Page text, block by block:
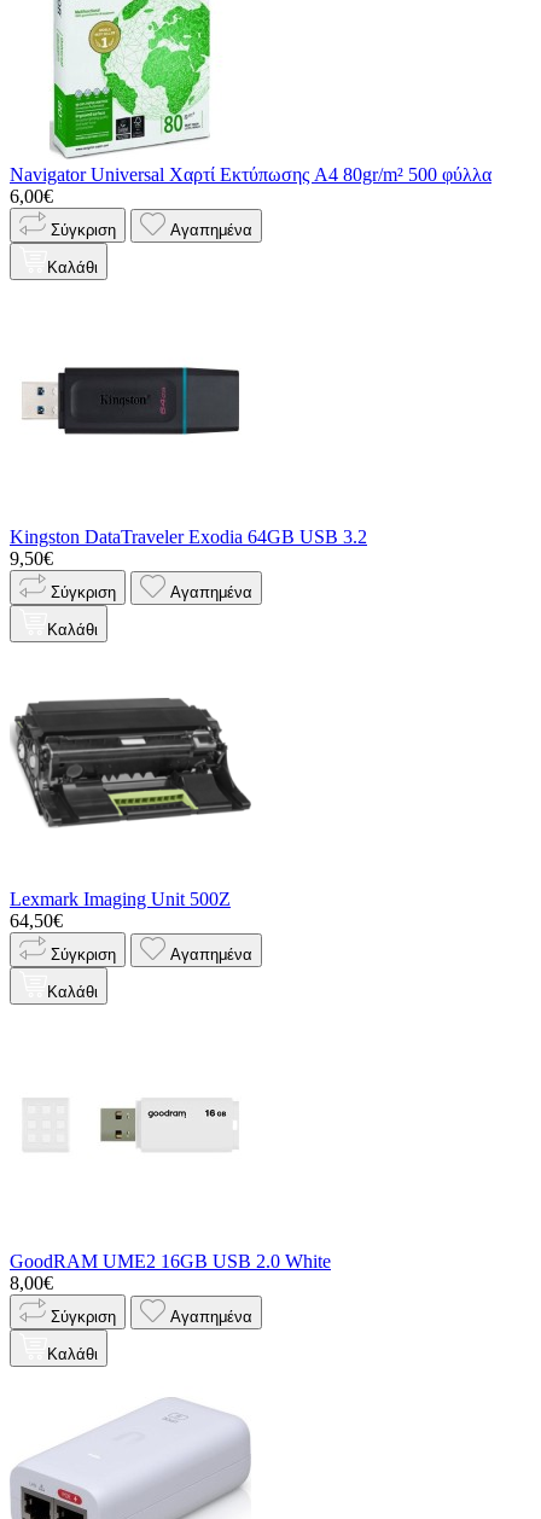
Navigator Universal Χαρτί Εκτύπωσης A4 80gr/m² 500 φύλλα
6,00€
Σύγκριση Αγαπημένα
Καλάθι
Kingston DataTraveler Exodia 64GB USB 3.2
9,50€
Σύγκριση Αγαπημένα
Καλάθι
Lexmark Imaging Unit 500Z
64,50€
Σύγκριση Αγαπημένα
Καλάθι
GoodRAM UME2 16GB USB 2.0 White
8,00€
Σύγκριση Αγαπημένα
Καλάθι